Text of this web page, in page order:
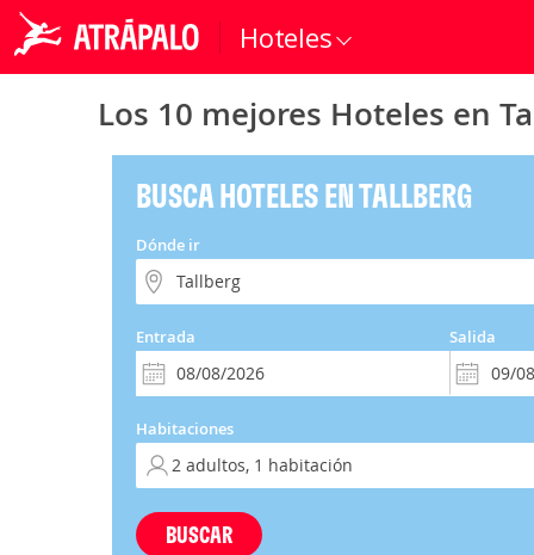
Hoteles
Los 10 mejores Hoteles en
BUSCA HOTELES EN TALLBERG
Dónde ir
Entrada Salida
Habitaciones
BUSCAR